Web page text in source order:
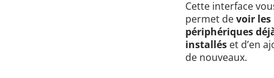
Cette interface
permet devoir les
périphériques
installés et d’en
de nouveaux.